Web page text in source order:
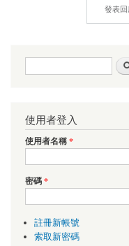
發表
搜尋表單
使用者登入
使用者名稱*
密碼*
註冊新帳號
索取新密碼